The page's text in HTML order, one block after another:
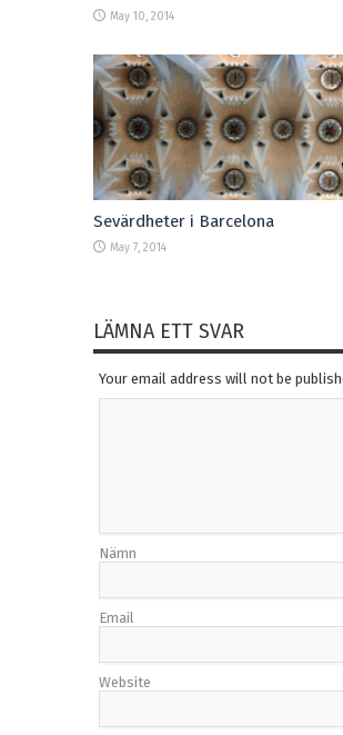
May 10, 2014
Sevärdheter i Barcelona
May 7, 2014
LÄMNA ETT SVAR
Your email address will not be
Nämn
Email
Website